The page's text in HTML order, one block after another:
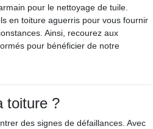
pour le nettoyage de tuile.
en toiture aguerris pour vous fournir
Ainsi, recourez aux
pour bénéficier de notre
toiture ?
des signes de défaillances. Avec